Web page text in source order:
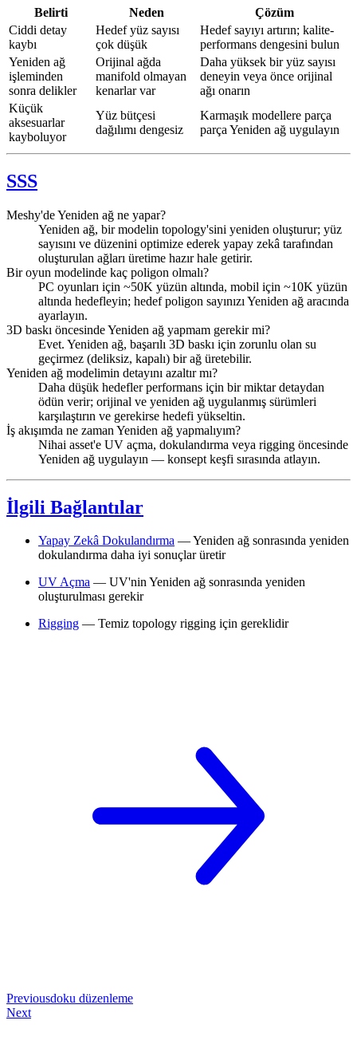
Belirti Neden
Çözüm
Ciddi detay
kaybı
Hedef yüz sayısı
çok düşük
Hedef sayıyı artırın; kalite-
performans dengesini bulun
Yeniden ağ
işleminden
sonra delikler
Orijinal ağda
manifold olmayan
kenarlar var
Daha yüksek bir yüz sayısı
deneyin veya önce orijinal
ağı onarın
Küçük
aksesuarlar
kayboluyor
Yüz bütçesi
dağılımı dengesiz
Karmaşık modellere parça
parça Yeniden ağ uygulayın
SSS
Meshy'de Yeniden ağ ne yapar?
Yeniden ağ, bir modelin topology'sini yeniden oluşturur; yüz
sayısını ve düzenini optimize ederek yapay zekâ tarafından
oluşturulan ağları üretime hazır hale getirir.
Bir oyun modelinde kaç poligon olmalı?
PC oyunları için ~50K yüzün altında, mobil için ~10K yüzün
altında hedefleyin; hedef poligon sayınızı Yeniden ağ aracında
ayarlayın.
3D baskı öncesinde Yeniden ağ yapmam gerekir mi?
Evet. Yeniden ağ, başarılı 3D baskı için zorunlu olan su
geçirmez (deliksiz, kapalı) bir ağ üretebilir.
Yeniden ağ modelimin detayını azaltır mı?
Daha düşük hedefler performans için bir miktar detaydan
ödün verir; orijinal ve yeniden ağ uygulanmış sürümleri
karşılaştırın ve gerekirse hedefi yükseltin.
İş akışımda ne zaman Yeniden ağ yapmalıyım?
Nihai asset'e UV açma, dokulandırma veya rigging öncesinde
Yeniden ağ uygulayın — konsept keşfi sırasında atlayın.
İlgili Bağlantılar
Yapay Zekâ Dokulandırma — Yeniden ağ sonrasında yeniden
dokulandırma daha iyi sonuçlar üretir
UV Açma — UV'nin Yeniden ağ sonrasında yeniden
oluşturulması gerekir
Rigging — Temiz topology rigging için gereklidir
Previousdoku düzenleme
Next